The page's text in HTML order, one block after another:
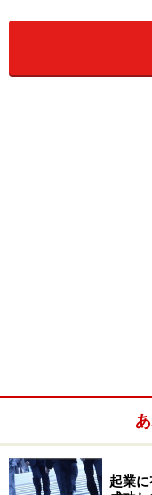
です。自分のため
と。まして、それ
くらいなら、もうな
ますよね。
起業